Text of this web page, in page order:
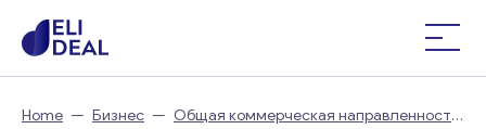
Home — Бизнес — Общая коммерческая направленность